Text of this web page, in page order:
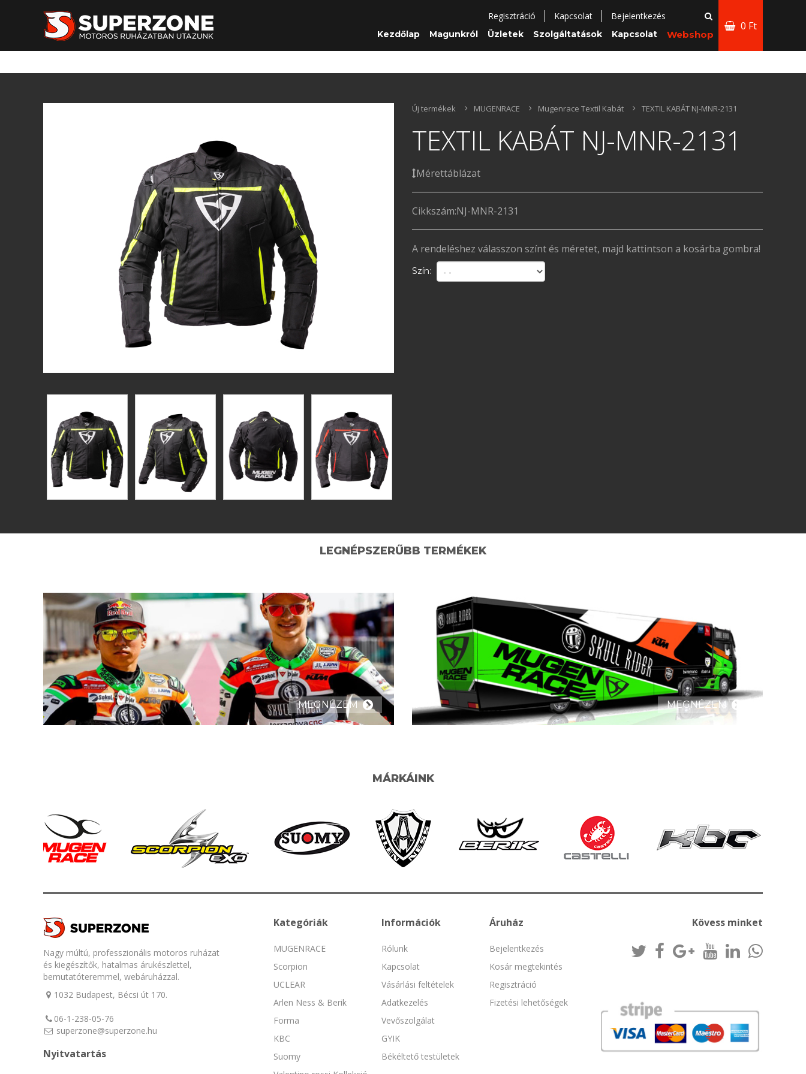
Regisztráció Kapcsolat Bejelentkezés
Kezdőlap Magunkról Üzletek Szolgáltatások Kapcsolat Webshop
0 Ft
Új termékek MUGENRACE Mugenrace Textil Kabát TEXTIL KABÁT NJ-MNR-2131
TEXTIL KABÁT NJ-MNR-2131
Mérettáblázat
Cikkszám:NJ-MNR-2131
A rendeléshez válasszon színt és méretet, majd kattintson a kosárba gombra!
Szín:
LEGNÉPSZERŰBB TERMÉKEK
MEGNÉZEM MEGNÉZEM
MÁRKÁINK
Nagy múltú, professzionális motoros ruházat
és kiegészítők, hatalmas árukészlettel,
bemutatóteremmel, webáruházzal.
1032 Budapest, Bécsi út 170.
06-1-238-05-76
superzone@superzone.hu
Nyitvatartás
Kategóriák
MUGENRACE
Scorpion
UCLEAR
Arlen Ness & Berik
Forma
KBC
Suomy
Információk
Rólunk
Kapcsolat
Vásárlási feltételek
Adatkezelés
Vevőszolgálat
GYIK
Békéltető testületek
Áruház
Bejelentkezés
Kosár megtekintés
Regisztráció
Fizetési lehetőségek
Kövess minket